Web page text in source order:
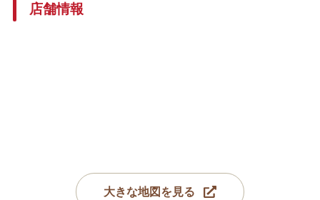
店舗情報
大きな地図を見る